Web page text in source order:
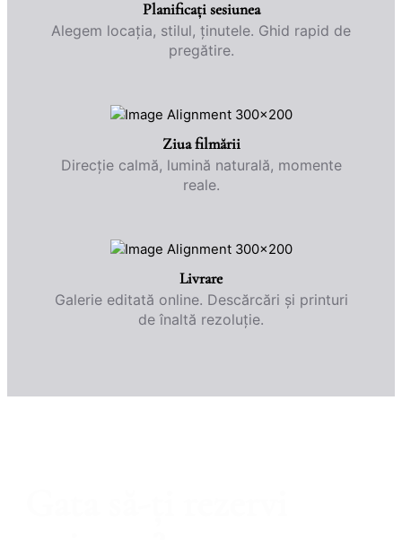
Planificați sesiunea
Alegem locația, stilul, ținutele. Ghid rapid de
pregătire.
Ziua filmării
Direcție calmă, lumină naturală, momente
reale.
Livrare
Galerie editată online. Descărcări și printuri
de înaltă rezoluție.